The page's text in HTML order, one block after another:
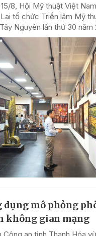
8, Hội Mỹ thuật Việt
tổ chức Triển lãm Mỹ
Nguyên lần thứ 30 năm
dụng mô phỏng
không gian mạng